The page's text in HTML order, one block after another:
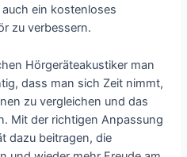
ein kostenloses
zu verbessern.
Hörgeräteakustiker man
dass man sich Zeit nimmt,
zu vergleichen und das
Mit der richtigen Anpassung
dazu beitragen, die